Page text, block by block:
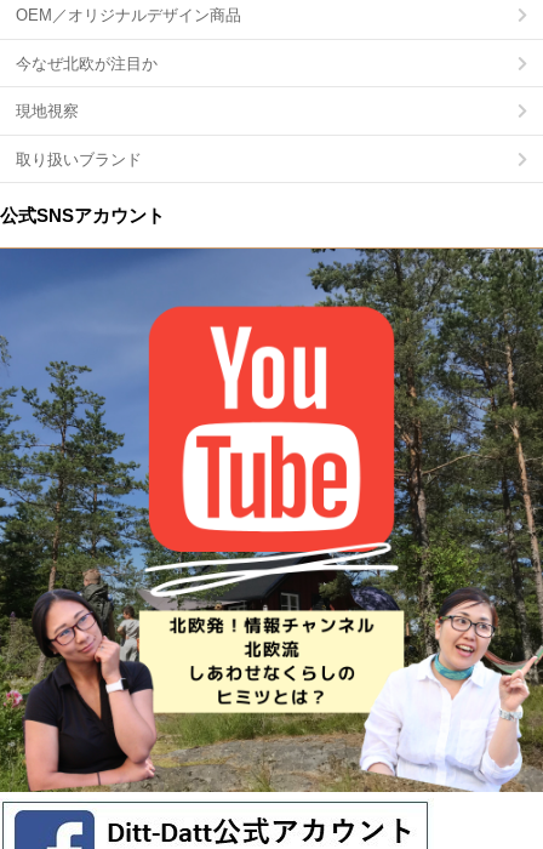
OEM／オリジナルデザイン商品
今なぜ北欧が注目か
現地視察
取り扱いブランド
公式SNSアカウント